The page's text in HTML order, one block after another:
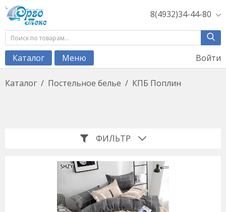
8(4932)34-44-80
Каталог Меню Войти
Каталог / Постельное белье / КПБ Поплин
ФИЛЬТР